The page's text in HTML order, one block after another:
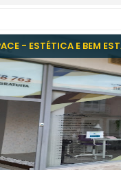
- ESTÉTICA E BEM